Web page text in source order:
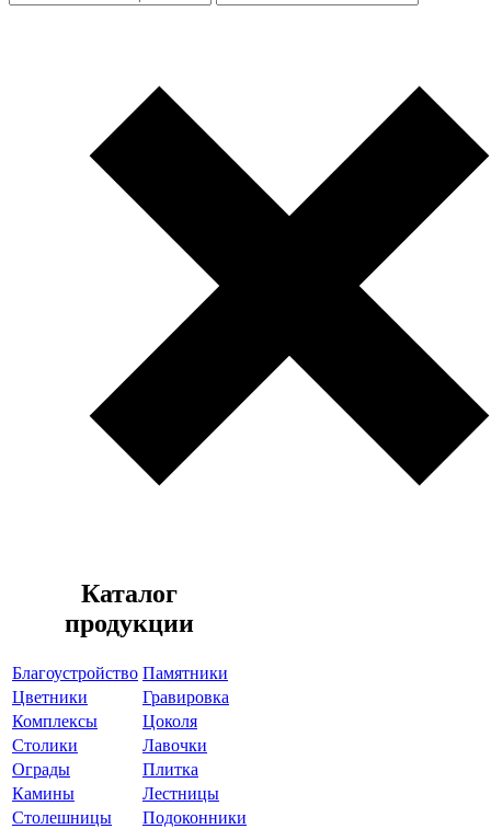
Каталог
продукции
Благоустройство Памятники
Цветники
Гравировка
Комплексы
Цоколя
Столики
Лавочки
Ограды
Плитка
Камины
Лестницы
Столешницы
Подоконники